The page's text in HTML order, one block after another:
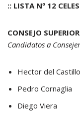
:: LISTA Nº 12
CONSEJO SUPERIOR
Candidatos a
Hector del Castillo
Pedro Cornaglia
Diego Viera